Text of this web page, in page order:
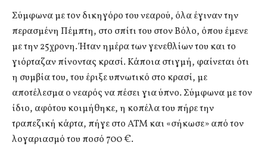
Σύμφωνα με τον δικηγόρο του νεαρού, όλα έγιναν την
περασμένη Πέμπτη, στο σπίτι του στον Βόλο, όπου έμενε
με την 25χρονη. Ήταν ημέρα των γενεθλίων του και το
γιόρταζαν πίνοντας κρασί. Κάποια στιγμή, φαίνεται ότι
η συμβία του, του έριξε υπνωτικό στο κρασί, με
αποτέλεσμα ο νεαρός να πέσει για ύπνο. Σύμφωνα με τον
ίδιο, αφότου κοιμήθηκε, η κοπέλα του πήρε την
τραπεζική κάρτα, πήγε στο ΑΤΜ και «σήκωσε» από τον
λογαριασμό του ποσό 700 €.